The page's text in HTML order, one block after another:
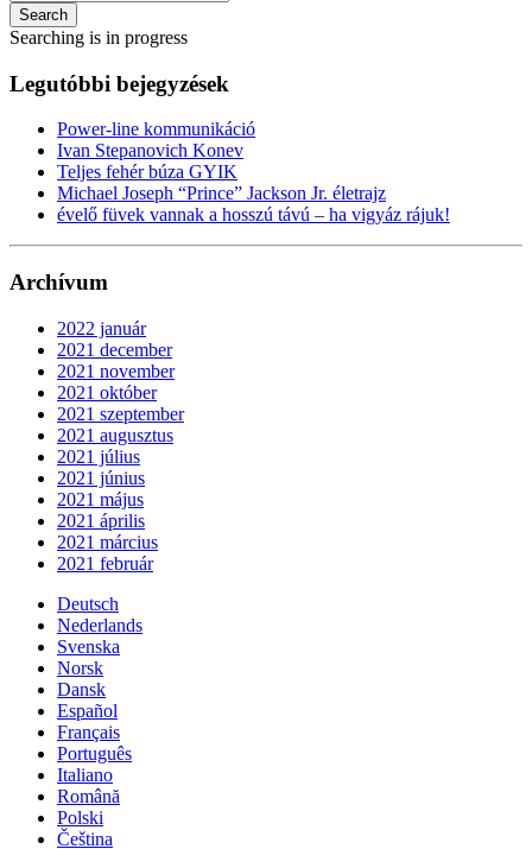
Search
Searching is in progress
Legutóbbi bejegyzések
Power-line kommunikáció
Ivan Stepanovich Konev
Teljes fehér búza GYIK
Michael Joseph “Prince” Jackson Jr. életrajz
évelő füvek vannak a hosszú távú – ha vigyáz rájuk!
Archívum
2022 január
2021 december
2021 november
2021 október
2021 szeptember
2021 augusztus
2021 július
2021 június
2021 május
2021 április
2021 március
2021 február
Deutsch
Nederlands
Svenska
Norsk
Dansk
Español
Français
Português
Italiano
Română
Polski
Čeština